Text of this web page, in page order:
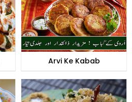
Arvi Ke Kabab